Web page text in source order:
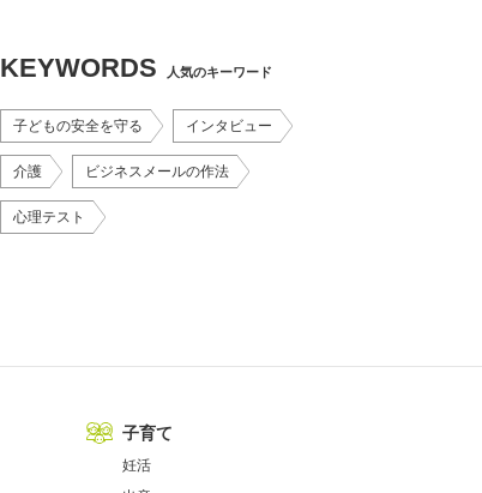
KEYWORDS 人気のキーワード
子どもの安全を守る インタビュー
介護 ビジネスメールの作法
心理テスト
子育て
妊活